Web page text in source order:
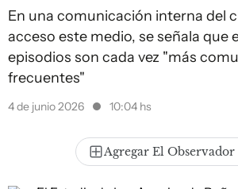
En una comunicación interna del
acceso este medio, se señala que
episodios son cada vez "más
frecuentes"
4 de junio 2026 10:04 hs
Agregar El Observador